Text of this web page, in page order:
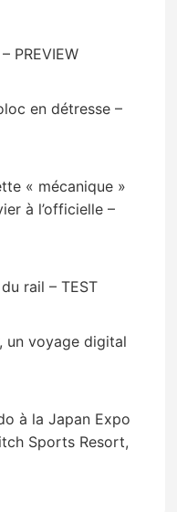
PREVIEW
en détresse –
« mécanique »
à l’officielle –
rail – TEST
un voyage digital
à la Japan Expo
Sports Resort,